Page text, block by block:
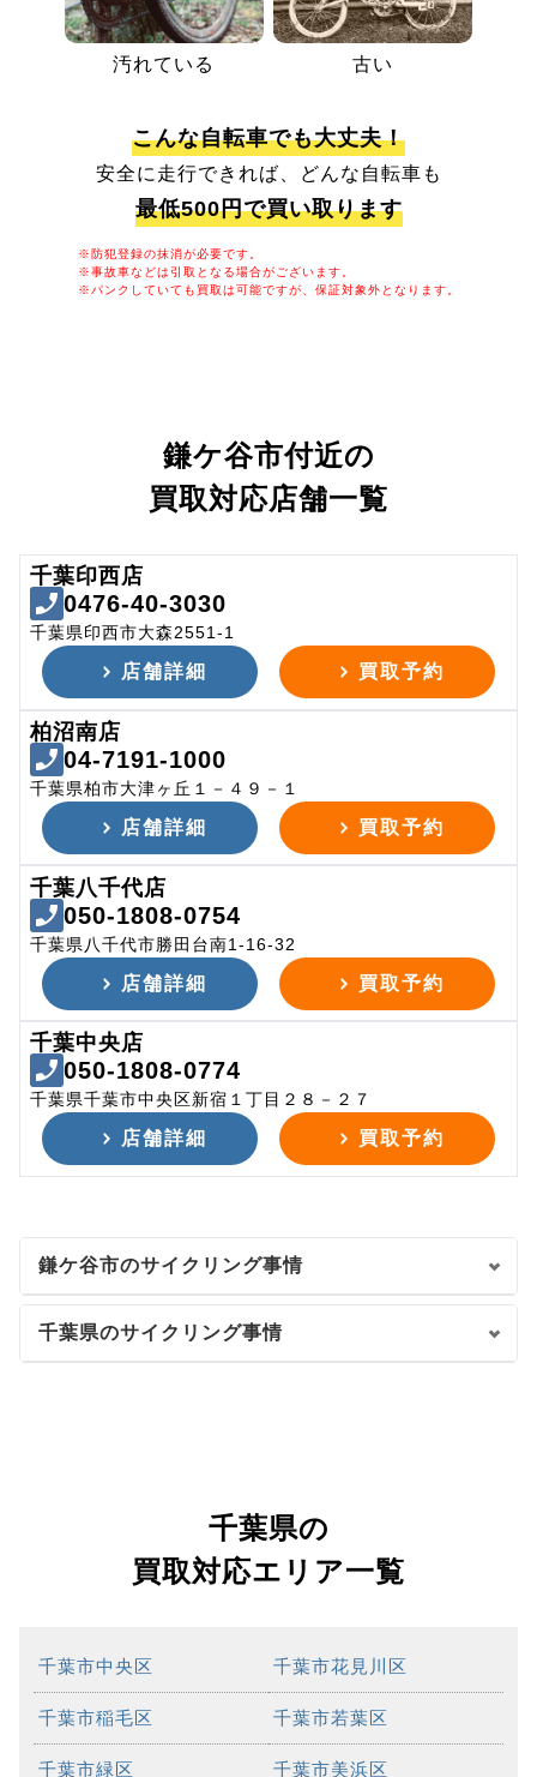
汚れている 古い
こんな自転車でも大丈夫！
安全に走行できれば、どんな自転車も
最低500円で買い取ります
※防犯登録の抹消が必要です。
※事故車などは引取となる場合がございます。
※パンクしていても買取は可能ですが、保証対象外となります。
鎌ケ谷市付近の
買取対応店舗一覧
千葉印西店
0476-40-3030
千葉県印西市大森2551-1
店舗詳細 買取予約
柏沼南店
04-7191-1000
千葉県柏市大津ヶ丘１－４９－１
店舗詳細 買取予約
千葉八千代店
050-1808-0754
千葉県八千代市勝田台南1-16-32
店舗詳細 買取予約
千葉中央店
050-1808-0774
千葉県千葉市中央区新宿１丁目２８－２７
店舗詳細 買取予約
鎌ケ谷市のサイクリング事情
千葉県のサイクリング事情
千葉県の
買取対応エリア一覧
千葉市中央区 千葉市花見川区
千葉市稲毛区 千葉市若葉区
千葉市緑区 千葉市美浜区